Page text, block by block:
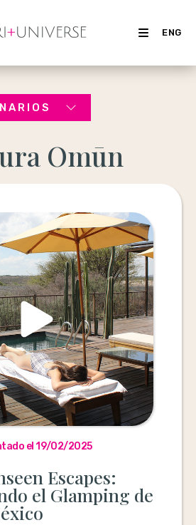
ENG
Omūn
el 19/02/2025
Escapes:
el Glamping de